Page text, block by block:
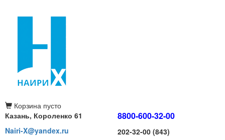
Корзина пусто
Казань, Короленко 61
Nairi-X@yandex.ru
8800-600-32-00
202-32-00 (843)